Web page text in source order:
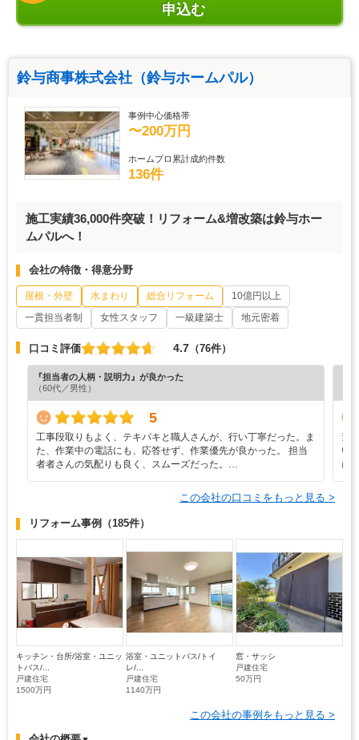
申込む
鈴与商事株式会社（鈴与ホームパル）
事例中心価格帯
〜200万円
ホームプロ累計成約件数
136件
施工実績36,000件突破！リフォーム&増改築は鈴与ホー
ムパルへ！
会社の特徴・得意分野
屋根・外壁 水まわり 総合リフォーム
10億円以上
一貫担当者制
女性スタッフ 一級建築士 地元密着
口コミ評価 4.7 （76件）
『担当者の人柄・説明力』が良かった
（60代／男性）
5
工事段取りもよく、テキパキと職人さんが、行い丁寧だった。ま
た、作業中の電話にも、応答せず、作業優先が良かった。 担当
者者さんの気配りも良く、スムーズだった。…
素
い
に
この会社の口コミをもっと見る >
リフォーム事例 （185件）
キッチン・台所/浴室・ユニッ
トバス/...
戸建住宅
1500万円
浴室・ユニットバス/トイ
レ/...
戸建住宅
1140万円
窓・サッシ
戸建住宅
50万円
この会社の事例をもっと見る >